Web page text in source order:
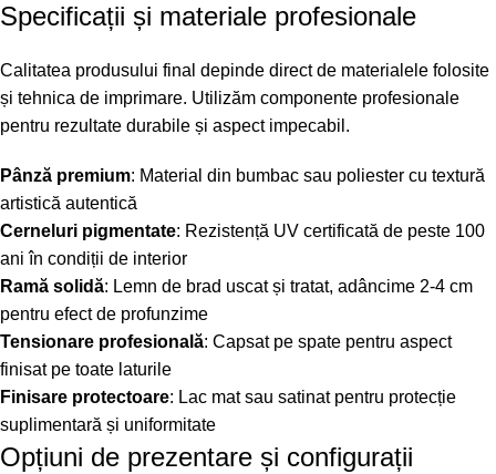
Specificații și materiale profesionale
Calitatea produsului final depinde direct de materialele folosite
și tehnica de imprimare. Utilizăm componente profesionale
pentru rezultate durabile și aspect impecabil.
Pânză premium: Material din bumbac sau poliester cu textură
artistică autentică
Cerneluri pigmentate: Rezistență UV certificată de peste 100
ani în condiții de interior
Ramă solidă: Lemn de brad uscat și tratat, adâncime 2-4 cm
pentru efect de profunzime
Tensionare profesională: Capsat pe spate pentru aspect
finisat pe toate laturile
Finisare protectoare: Lac mat sau satinat pentru protecție
suplimentară și uniformitate
Opțiuni de prezentare și configurații